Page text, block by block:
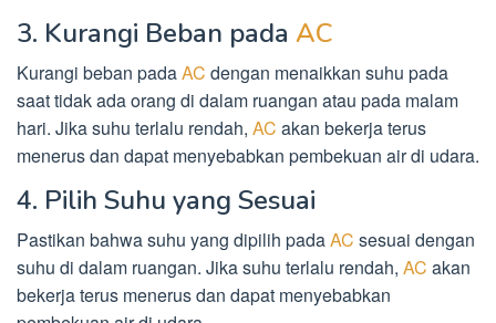
3. Kurangi Beban pada AC
Kurangi beban padaAC dengan menaikkan suhu pada
saat tidak ada orang di dalam ruangan atau pada malam
hari. Jika suhu terlalu rendah, AC akan bekerja terus
menerus dan dapat menyebabkan pembekuan air di udara.
4. Pilih Suhu yang Sesuai
Pastikan bahwa suhu yang dipilih padaAC sesuai dengan
suhu di dalam ruangan. Jika suhu terlalu rendah, AC akan
bekerja terus menerus dan dapat menyebabkan